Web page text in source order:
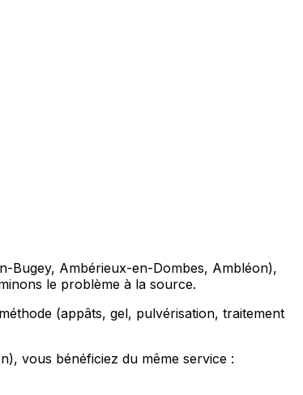
Bugey, Ambérieux-en-Dombes, Ambléon),
le problème à la source.
(appâts, gel, pulvérisation, traitement
vous bénéficiez du même service :